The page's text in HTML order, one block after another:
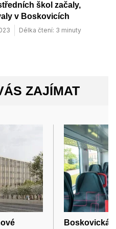
škol začaly,
v Boskovicích
Délka čtení: 3 minuty
ZAJÍMAT
Boskovická